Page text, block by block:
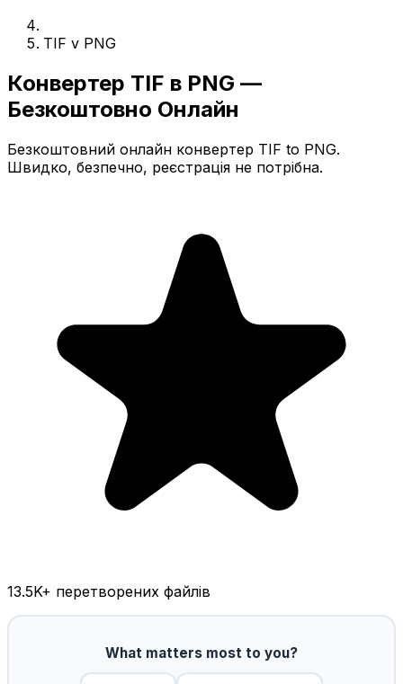
TIF v PNG
Конвертер TIF в PNG —
Безкоштовно Онлайн
Безкоштовний онлайн конвертер TIF to PNG.
Швидко, безпечно, реєстрація не потрібна.
13.5K+ перетворених файлів
What matters most to you?